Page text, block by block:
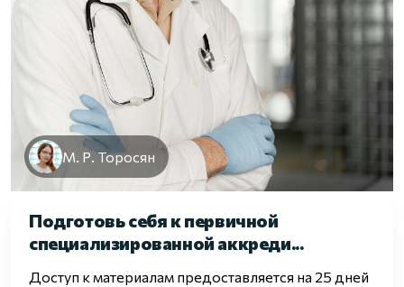
М. Р. Торосян
Подготовь себя к первичной
специализированной аккреди...
Доступ к материалам предоставляется на 25 дней